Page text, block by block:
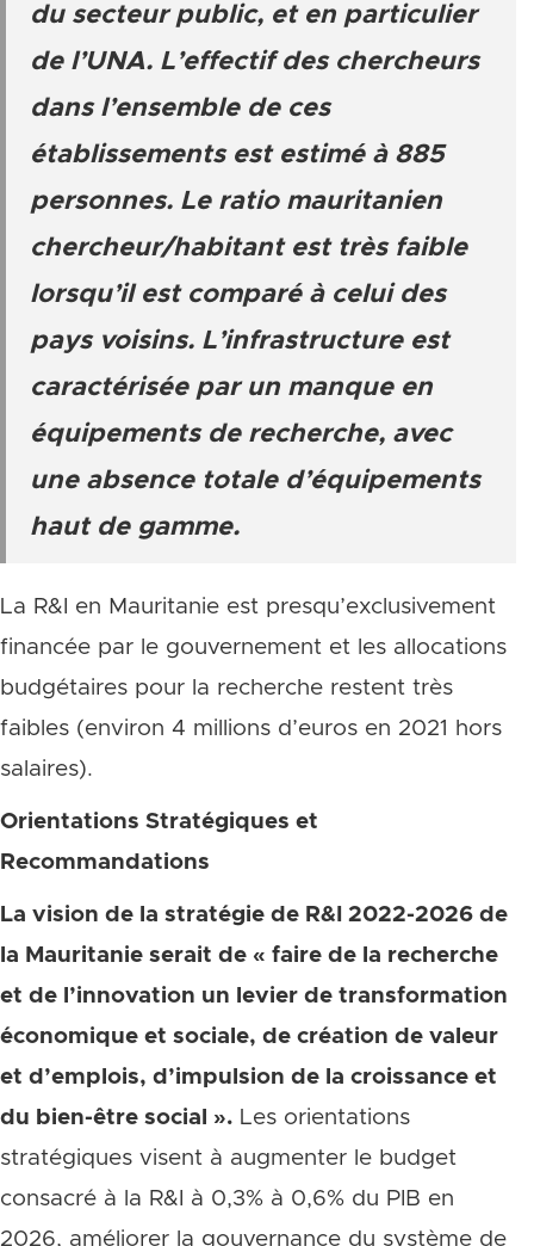
du secteur public, et en particulier
de l’UNA. L’effectif des chercheurs
dans l’ensemble de ces
établissements est estimé à 885
personnes. Le ratio mauritanien
chercheur/habitant est très faible
lorsqu’il est comparé à celui des
pays voisins. L’infrastructure est
caractérisée par un manque en
équipements de recherche, avec
une absence totale d’équipements
haut de gamme.
La R&I en Mauritanie est presqu’exclusivement
financée par le gouvernement et les allocations
budgétaires pour la recherche restent très
faibles (environ 4 millions d’euros en 2021 hors
salaires).
Orientations Stratégiques et
Recommandations
La vision de la stratégie de R&I 2022-2026 de
la Mauritanie serait de « faire de la recherche
et de l’innovation un levier de transformation
économique et sociale, de création de valeur
et d’emplois, d’impulsion de la croissance et
du bien-être social ». Les orientations
stratégiques visent à augmenter le budget
consacré à la R&I à 0,3% à 0,6% du PIB en
2026, améliorer la gouvernance du système de